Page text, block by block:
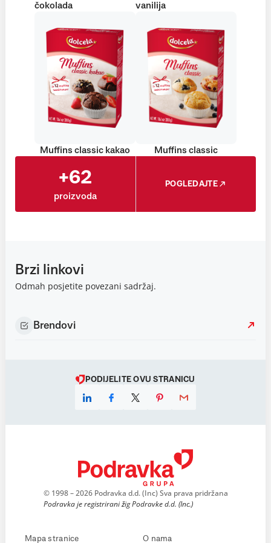
čokolada
vanilija
Muffins classic kakao Muffins classic
+62
proizvoda
POGLEDAJTE
Brzi linkovi
Odmah posjetite povezani sadržaj.
Brendovi
PODIJELITE OVU STRANICU
© 1998 – 2026 Podravka d.d. (Inc) Sva prava pridržana
Podravka je registrirani žig Podravke d.d. (Inc.)
Mapa stranice O nama